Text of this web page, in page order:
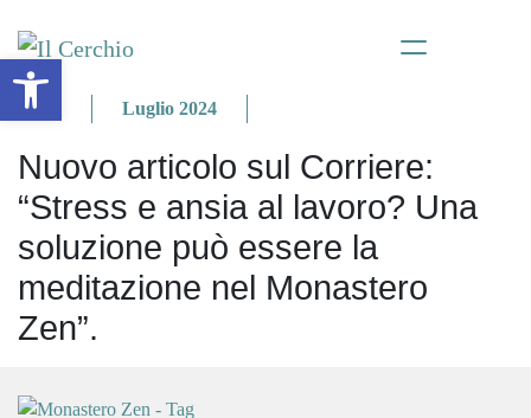
News Luglio 2024
Nuovo articolo sul Corriere:
“Stress e ansia al lavoro? Una
soluzione può essere la
meditazione nel Monastero
Zen”.
Apri la barra degli strumenti